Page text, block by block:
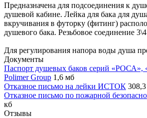
Предназначена для подсоединения к
душевой кабине. Лейка для бака для
вкручивания в футорку (фитинг)
душевого бака. Резьбовое соединение
Для регулирования напора воды душа
Документы
Паспорт душевых баков серий
Polimer Group 1,6 мб
Отказное письмо на лейки ИСТОК
Отказное письмо по пожарной
кб
Отзывы